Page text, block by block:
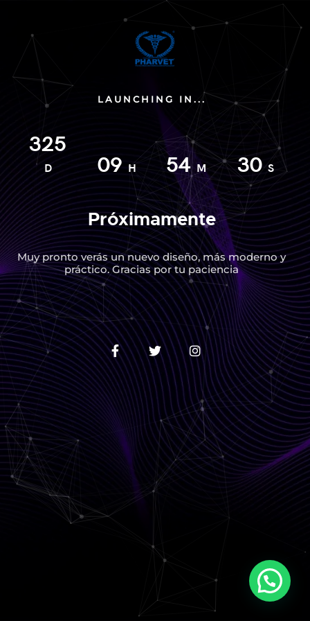
LAUNCHING IN...
325
D 09 H 54 M 30S
Próximamente
Muy pronto verás un nuevo diseño, más moderno y
práctico. Gracias por tu paciencia